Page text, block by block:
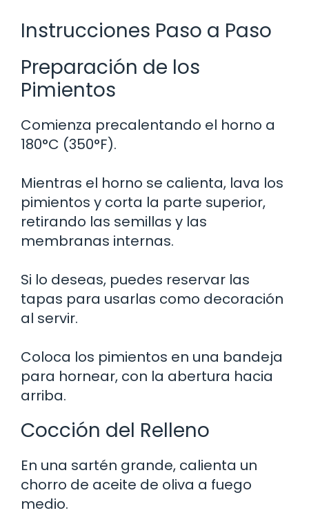
Instrucciones Paso a Paso
Preparación de los
Pimientos
Comienza precalentando el horno a
180°C (350°F).
Mientras el horno se calienta, lava los
pimientos y corta la parte superior,
retirando las semillas y las
membranas internas.
Si lo deseas, puedes reservar las
tapas para usarlas como decoración
al servir.
Coloca los pimientos en una bandeja
para hornear, con la abertura hacia
arriba.
Cocción del Relleno
En una sartén grande, calienta un
chorro de aceite de oliva a fuego
medio.